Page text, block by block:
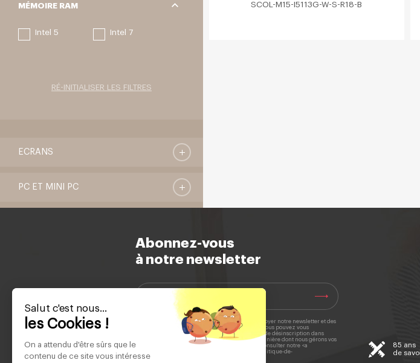
MÉMOIRE RAM
MÉMOIRE RAM
Intel 5 Intel 7
RÉ-INITIALISER LES FILTRES
ECRANS
PC ET MINI PC
SCOL-M15-I5113G-W-S-R18-B
Abonnez-vous
à notre newsletter
Votre adresse e-mail est collectée afin de vous envoyer notre newsletter et des
informations sur nos nouveautés et nos services. Vous pouvez vous
désinscrire à tout moment en cliquant sur le lien de désinscription dans
chaque e-mail. Pour plus d'informations sur la manière dont nous gérons vos
données personnelles et sur vos droits, veuillez consulter notre <a
href="https://www.schneiderconsumer.com/fr/politique-de-
confidentialite/">politique de confidentialité.
85 ans
de
Salut c'est nous...
les Cookies !
On a attendu d'être sûrs que le
contenu de ce site vous intéresse